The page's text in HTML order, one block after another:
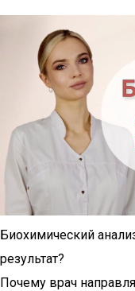
Биохимический
результат?
Почему врач